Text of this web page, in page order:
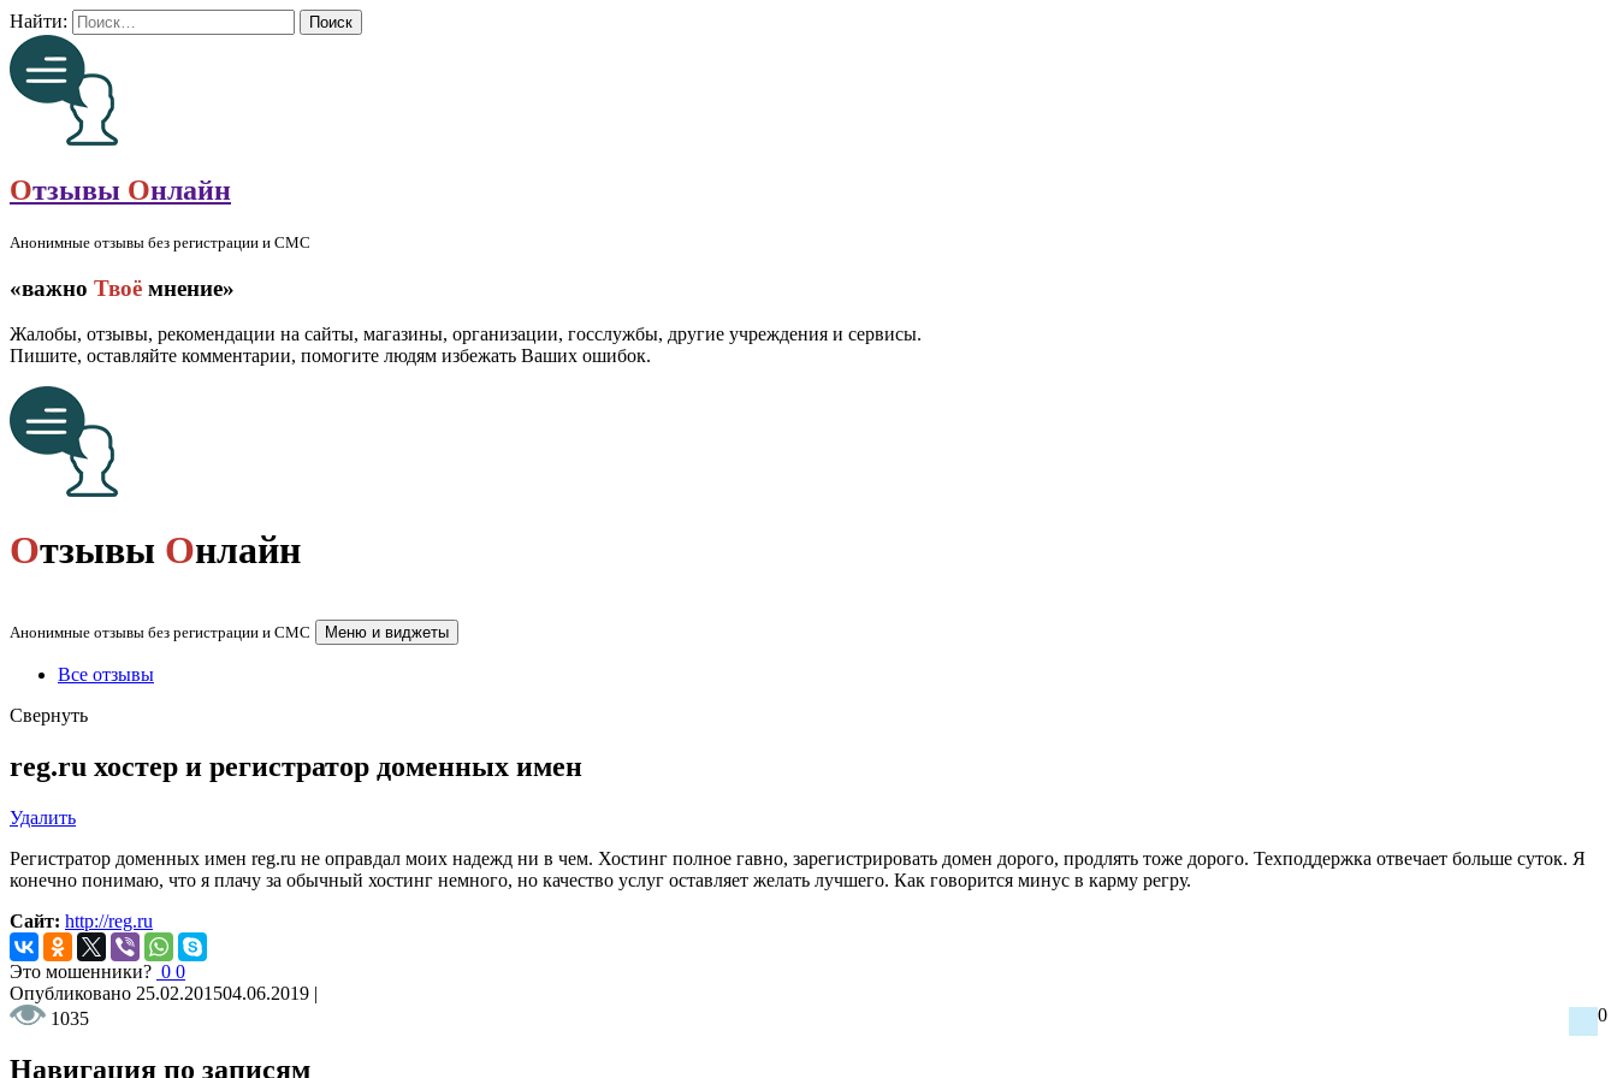
Найти:
Отзывы Онлайн
Анонимные отзывы без регистрации и СМС
«важно Твоё мнение»
Жалобы, отзывы, рекомендации на сайты, магазины, организации, госслужбы, другие учреждения и сервисы.
Пишите, оставляйте комментарии, помогите людям избежать Ваших ошибок.
Отзывы Онлайн
Анонимные отзывы без регистрации и СМС Меню и виджеты
Все отзывы
Свернуть
reg.ru хостер и регистратор доменных имен
Удалить
Регистратор доменных имен reg.ru не оправдал моих надежд ни в чем. Хостинг полное гавно, зарегистрировать домен дорого, продлять тоже дорого. Техподдержка отвечает больше суток. Я
конечно понимаю, что я плачу за обычный хостинг немного, но качество услуг оставляет желать лучшего. Как говорится минус в карму регру.
Сайт: http://reg.ru
Это мошенники? 0 0
Опубликовано 25.02.201504.06.2019 |
1035
0
Навигация по записям